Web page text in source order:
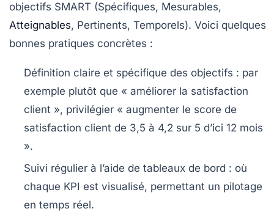
objectifs SMART (Spécifiques, Mesurables,
Atteignables, Pertinents, Temporels). Voici quelques
bonnes pratiques concrètes :
Définition claire et spécifique des objectifs : par
exemple plutôt que « améliorer la satisfaction
client », privilégier « augmenter le score de
satisfaction client de 3,5 à 4,2 sur 5 d’ici 12 mois
».
Suivi régulier à l’aide de tableaux de bord : où
chaque KPI est visualisé, permettant un pilotage
en temps réel.